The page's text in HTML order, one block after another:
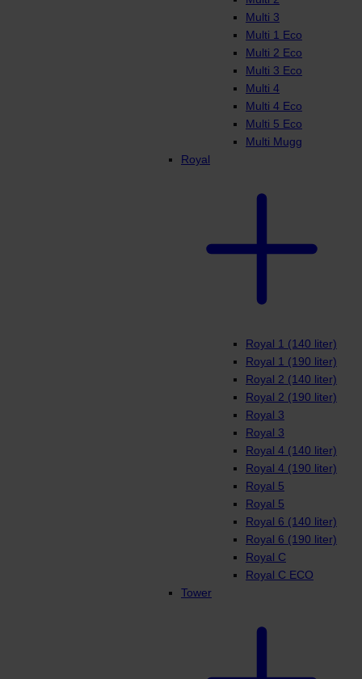
Multi 3
Multi 1 Eco
Multi 2 Eco
Multi 3 Eco
Multi 4
Multi 4 Eco
Multi 5 Eco
Multi Mugg
Royal
Royal 1 (140 liter)
Royal 1 (190 liter)
Royal 2 (140 liter)
Royal 2 (190 liter)
Royal 3
Royal 3
Royal 4 (140 liter)
Royal 4 (190 liter)
Royal 5
Royal 5
Royal 6 (140 liter)
Royal 6 (190 liter)
Royal C
Royal C ECO
Tower